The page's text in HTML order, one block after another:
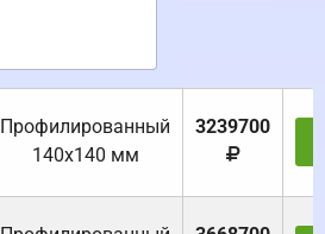
Профилированный
140х140 мм
3239700